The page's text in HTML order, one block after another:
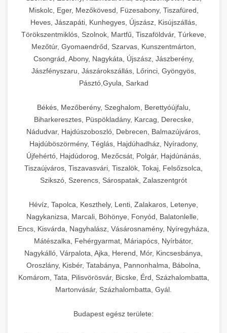
Miskolc, Eger, Mezőkövesd, Füzesabony, Tiszafüred,
Heves, Jászapáti, Kunhegyes, Újszász, Kisújszállás,
Törökszentmiklós, Szolnok, Martfű, Tiszaföldvár, Túrkeve,
Mezőtúr, Gyomaendrőd, Szarvas, Kunszentmárton,
Csongrád, Abony, Nagykáta, Újszász, Jászberény,
Jászfényszaru, Jászárokszállás, Lőrinci, Gyöngyös,
Pásztó,Gyula, Sarkad
Békés, Mezőberény, Szeghalom, Berettyóújfalu,
Biharkeresztes, Püspökladány, Karcag, Derecske,
Nádudvar, Hajdúszoboszló, Debrecen, Balmazújváros,
Hajdúböszörmény, Téglás, Hajdúhadház, Nyíradony,
Újfehértó, Hajdúdorog, Mezőcsát, Polgár, Hajdúnánás,
Tiszaújváros, Tiszavasvári, Tiszalök, Tokaj, Felsőzsolca,
Szikszó, Szerencs, Sárospatak, Zalaszentgrót
Hévíz, Tapolca, Keszthely, Lenti, Zalakaros, Letenye,
Nagykanizsa, Marcali, Böhönye, Fonyód, Balatonlelle,
Encs, Kisvárda, Nagyhalász, Vásárosnamény, Nyíregyháza,
Mátészalka, Fehérgyarmat, Máriapócs, Nyírbátor,
Nagykálló, Várpalota, Ajka, Herend, Mór, Kincsesbánya,
Oroszlány, Kisbér, Tatabánya, Pannonhalma, Bábolna,
Komárom, Tata, Pilisvörösvár, Bicske, Érd, Százhalombatta,
Martonvásár, Százhalombatta, Gyál.
Budapest egész területe: